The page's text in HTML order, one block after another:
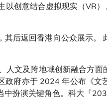
创意结合虚拟现实（VR
后返回香港向公众展示。
文及跨地域创新融合方面
府亦于 2024 年公布《文
扮演关键角色。科大『